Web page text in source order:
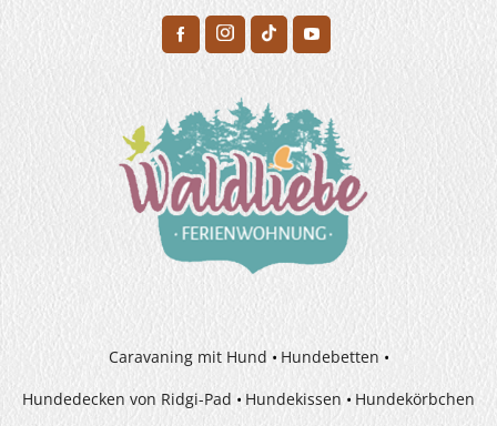
H F
Caravaning mit Hund
Hundebetten
Hundedecken von Ridgi-Pad
Hundekissen
Hundekörbchen